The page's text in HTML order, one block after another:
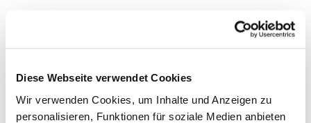
Diese Webseite verwendet Cookies
Wir verwenden Cookies, um Inhalte und Anzeigen zu
personalisieren, Funktionen für soziale Medien anbieten